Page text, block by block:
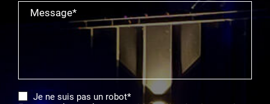
Message*
Je ne suis pas un robot*